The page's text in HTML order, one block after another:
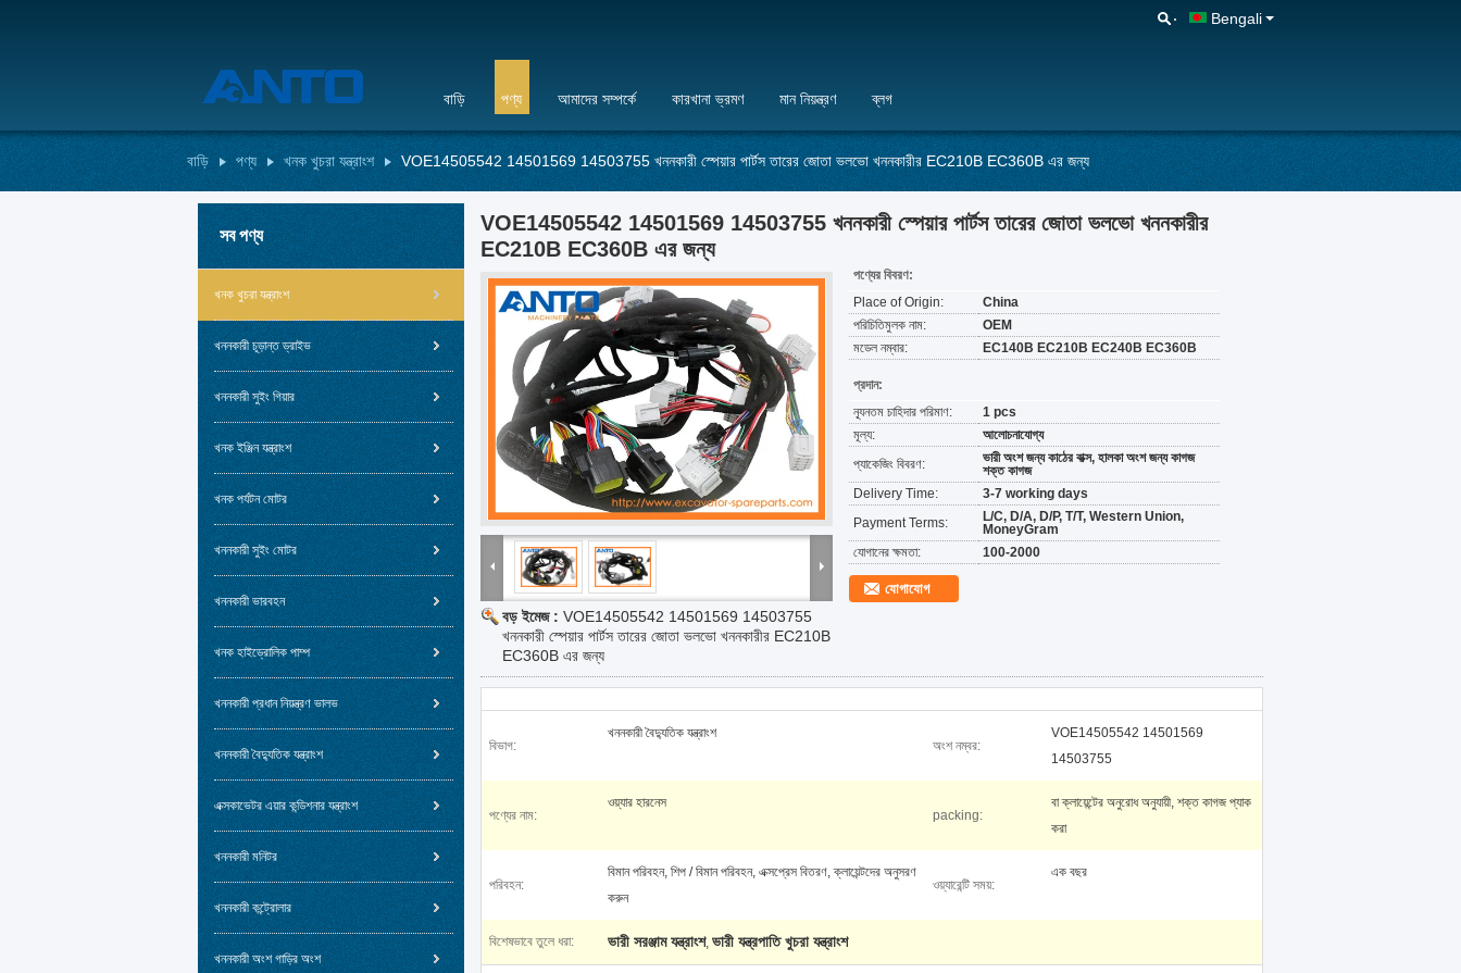
Bengali
বাড়ি পণ্য আমাদের সম্পর্কে কারখানা ভ্রমণ মান নিয়ন্ত্রণ ব্লগ
বাড়ি পণ্য খনক খুচরা যন্ত্রাংশ VOE14505542 14501569 14503755 খননকারী স্পেয়ার পার্টস তারের জোতা ভলভো খননকারীর EC210B EC360B এর জন্য
সব পণ্য
খনক খুচরা যন্ত্রাংশ
খননকারী চূড়ান্ত ড্রাইভ
খননকারী সুইং গিয়ার
খনক ইঞ্জিন যন্ত্রাংশ
খনক পর্যটন মোটর
খননকারী সুইং মোটর
খননকারী ভারবহন
খনক হাইড্রোলিক পাম্প
খননকারী প্রধান নিয়ন্ত্রণ ভালভ
খননকারী বৈদ্যুতিক যন্ত্রাংশ
এক্সকাভেটর এয়ার কন্ডিশনার যন্ত্রাংশ
খননকারী মনিটর
খননকারী কন্ট্রোলার
খননকারী অংশ গাড়ির অংশ
VOE14505542 14501569 14503755 খননকারী স্পেয়ার পার্টস তারের জোতা ভলভো খননকারীর
EC210B EC360B এর জন্য
বড় ইমেজ : VOE14505542 14501569 14503755
খননকারী স্পেয়ার পার্টস তারের জোতা ভলভো খননকারীর EC210B
EC360B এর জন্য
পণ্যের বিবরণ:
Place of Origin:
China
পরিচিতিমুলক নাম:
OEM
মডেল নম্বার:
EC140B EC210B EC240B EC360B
প্রদান:
ন্যূনতম চাহিদার পরিমাণ:
1 pcs
মূল্য:
আলোচনাযোগ্য
প্যাকেজিং বিবরণ:
ভারী অংশ জন্য কাঠের বাক্স, হালকা অংশ জন্য কাগজ
শক্ত কাগজ
Delivery Time:
3-7 working days
Payment Terms:
L/C, D/A, D/P, T/T, Western Union,
MoneyGram
যোগানের ক্ষমতা:
100-2000
যোগাযোগ
বিভাগ:
খননকারী বৈদ্যুতিক যন্ত্রাংশ
অংশ নম্বর:
VOE14505542 14501569
14503755
পণ্যের নাম:
ওয়্যার হারনেস
packing:
বা ক্লায়েন্টের অনুরোধ অনুযায়ী, শক্ত কাগজ প্যাক
করা
পরিবহন:
বিমান পরিবহন, শিপ / বিমান পরিবহন, এক্সপ্রেস বিতরণ, ক্লায়েন্টদের অনুসরণ
করুন
ওয়্যারেন্টি সময়:
এক বছর
বিশেষভাবে তুলে ধরা: ভারী সরঞ্জাম যন্ত্রাংশ, ভারী যন্ত্রপাতি খুচরা যন্ত্রাংশ